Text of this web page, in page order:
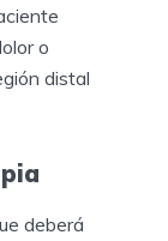
o
distal
deberá